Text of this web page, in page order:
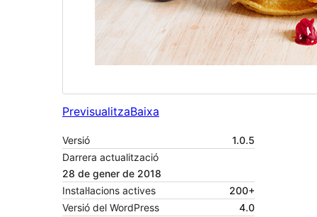
PrevisualitzaBaixa
Versió
1.0.5
Darrera actualització
28 de gener de 2018
Instal·lacions actives
200+
Versió del WordPress
4.0